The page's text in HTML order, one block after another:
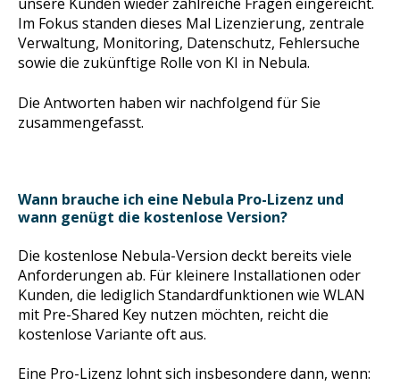
Im Fokus standen dieses Mal Lizenzierung, zentrale
Verwaltung, Monitoring, Datenschutz, Fehlersuche
sowie die zukünftige Rolle von KI in Nebula.
Die Antworten haben wir nachfolgend für Sie
zusammengefasst.
Wann brauche ich eine Nebula Pro-Lizenz und
wann genügt die kostenlose Version?
Die kostenlose Nebula-Version deckt bereits viele
Anforderungen ab. Für kleinere Installationen oder
Kunden, die lediglich Standardfunktionen wie WLAN
mit Pre-Shared Key nutzen möchten, reicht die
kostenlose Variante oft aus.
Eine Pro-Lizenz lohnt sich insbesondere dann, wenn: